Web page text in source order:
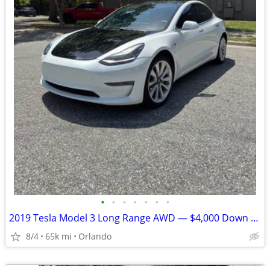
• • • • • • •
2019 Tesla Model 3 Long Range AWD — $4,000 Down / Finance Available
8/4 65k mi Orlando